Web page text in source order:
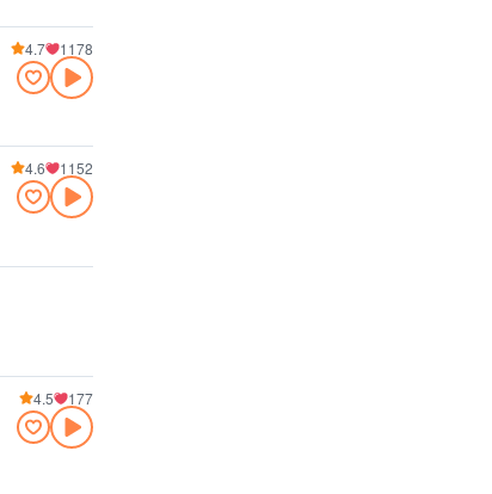
4.7 1178
4.6 1152
4.5 177